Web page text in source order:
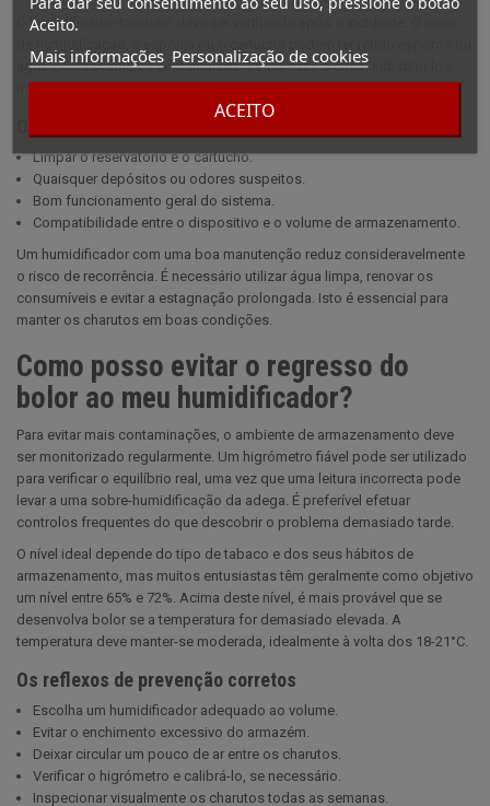
Aceito.
Mais informações Personalização de cookies
ACEITO
O humidificador também deve ser verificado após o incidente. O meio
água excessivamente contaminada. Se for esse o caso, substituí-lo é
muitas vezes mais seguro do que tentar um simples enxaguamento.
Limpar o reservatório e o cartucho.
Quaisquer depósitos ou odores suspeitos.
Bom funcionamento geral do sistema.
Compatibilidade entre o dispositivo e o volume de armazenamento.
Um humidificador com uma boa manutenção reduz consideravelmente
o risco de recorrência. É necessário utilizar água limpa, renovar os
consumíveis e evitar a estagnação prolongada. Isto é essencial para
manter os charutos em boas condições.
Como posso evitar o regresso do
bolor ao meu humidificador?
Para evitar mais contaminações, o ambiente de armazenamento deve
ser monitorizado regularmente. Um higrómetro fiável pode ser utilizado
para verificar o equilíbrio real, uma vez que uma leitura incorrecta pode
levar a uma sobre-humidificação da adega. É preferível efetuar
controlos frequentes do que descobrir o problema demasiado tarde.
O nível ideal depende do tipo de tabaco e dos seus hábitos de
armazenamento, mas muitos entusiastas têm geralmente como objetivo
um nível entre 65% e 72%. Acima deste nível, é mais provável que se
desenvolva bolor se a temperatura for demasiado elevada. A
temperatura deve manter-se moderada, idealmente à volta dos 18-21°C.
Os reflexos de prevenção corretos
Escolha um humidificador adequado ao volume.
Evitar o enchimento excessivo do armazém.
Deixar circular um pouco de ar entre os charutos.
Verificar o higrómetro e calibrá-lo, se necessário.
Inspecionar visualmente os charutos todas as semanas.